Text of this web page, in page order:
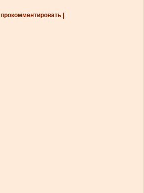
| прокомментировать |